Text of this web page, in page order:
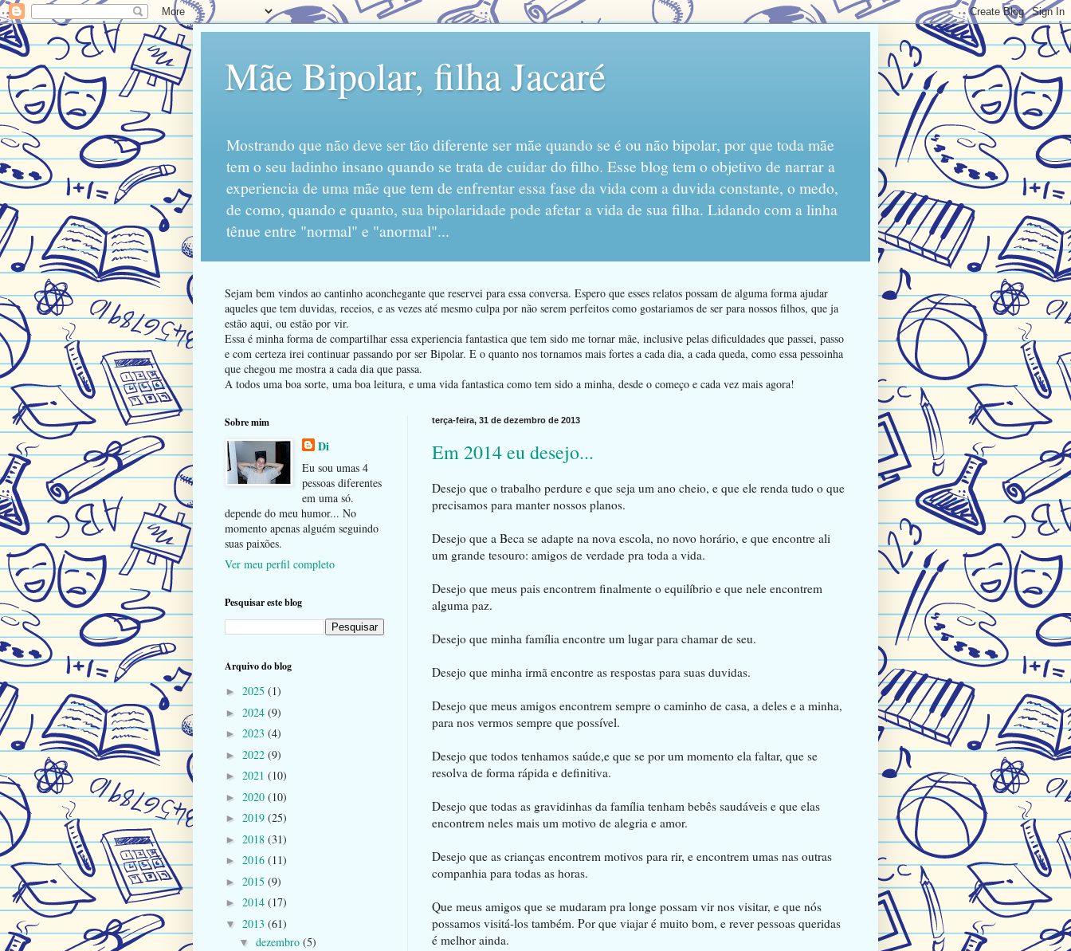
Mãe Bipolar, filha Jacaré
Mostrando que não deve ser tão diferente ser mãe quando se é ou não bipolar, por que toda mãe
tem o seu ladinho insano quando se trata de cuidar do filho. Esse blog tem o objetivo de narrar a
experiencia de uma mãe que tem de enfrentar essa fase da vida com a duvida constante, o medo,
de como, quando e quanto, sua bipolaridade pode afetar a vida de sua filha. Lidando com a linha
tênue entre "normal" e "anormal"...
Sejam bem vindos ao cantinho aconchegante que reservei para essa conversa. Espero que esses relatos possam de alguma forma ajudar
aqueles que tem duvidas, receios, e as vezes até mesmo culpa por não serem perfeitos como gostariamos de ser para nossos filhos, que ja
estão aqui, ou estão por vir.
Essa é minha forma de compartilhar essa experiencia fantastica que tem sido me tornar mãe, inclusive pelas dificuldades que passei, passo
e com certeza irei continuar passando por ser Bipolar. E o quanto nos tornamos mais fortes a cada dia, a cada queda, como essa pessoinha
que chegou me mostra a cada dia que passa.
A todos uma boa sorte, uma boa leitura, e uma vida fantastica como tem sido a minha, desde o começo e cada vez mais agora!
terça-feira, 31 de dezembro de 2013
Em 2014 eu desejo...
Desejo que o trabalho perdure e que seja um ano cheio, e que ele renda tudo o que
precisamos para manter nossos planos.
Desejo que a Beca se adapte na nova escola, no novo horário, e que encontre ali
um grande tesouro: amigos de verdade pra toda a vida.
Desejo que meus pais encontrem finalmente o equilíbrio e que nele encontrem
alguma paz.
Desejo que minha família encontre um lugar para chamar de seu.
Desejo que minha irmã encontre as respostas para suas duvidas.
Desejo que meus amigos encontrem sempre o caminho de casa, a deles e a minha,
para nos vermos sempre que possível.
Desejo que todos tenhamos saúde,e que se por um momento ela faltar, que se
resolva de forma rápida e definitiva.
Desejo que todas as gravidinhas da família tenham bebês saudáveis e que elas
encontrem neles mais um motivo de alegria e amor.
Desejo que as crianças encontrem motivos para rir, e encontrem umas nas outras
companhia para todas as horas.
Que meus amigos que se mudaram pra longe possam vir nos visitar, e que nós
possamos visitá-los também. Por que viajar é muito bom, e rever pessoas queridas
é melhor ainda.
Sobre mim
Di
Eu sou umas 4
pessoas diferentes
em uma só.
depende do meu humor... No
momento apenas alguém seguindo
suas paixões.
Ver meu perfil completo
Pesquisar este blog
Arquivo do blog
► 2025 (1)
► 2024 (9)
► 2023 (4)
► 2022 (9)
► 2021 (10)
► 2020 (10)
► 2019 (25)
► 2018 (31)
► 2016 (11)
► 2015 (9)
► 2014 (17)
▼ 2013 (61)
▼ dezembro (5)